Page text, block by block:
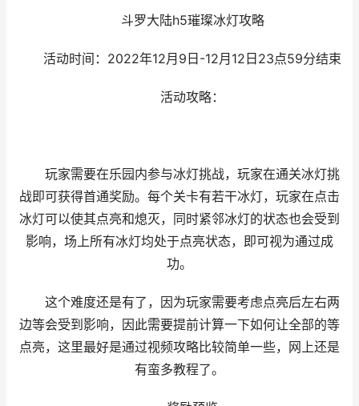
斗罗大陆h5璀璨冰灯攻略
活动时间：2022年12月9日-12月12日23点59分结束
活动攻略：
玩家需要在乐园内参与冰灯挑战，玩家在通关冰灯挑
战即可获得首通奖励。每个关卡有若干冰灯，玩家在点击
冰灯可以使其点亮和熄灭，同时紧邻冰灯的状态也会受到
影响，场上所有冰灯均处于点亮状态，即可视为通过成
功。
这个难度还是有了，因为玩家需要考虑点亮后左右两
边等会受到影响，因此需要提前计算一下如何让全部的等
点亮，这里最好是通过视频攻略比较简单一些，网上还是
有蛮多教程了。